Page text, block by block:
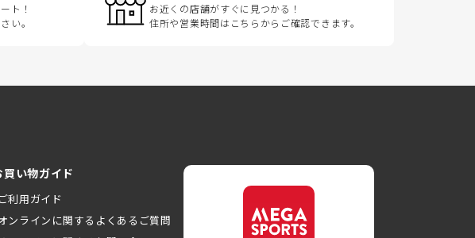
ト！
い。
お近くの店舗がすぐに見つかる！
住所や営業時間はこちらからご確認できます。
買い物ガイド
ご利用ガイド
ンラインに関するよくあるご質問